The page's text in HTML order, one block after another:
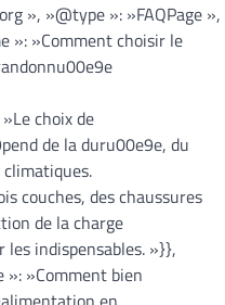
», »@type »: »FAQPage
»: »Comment choisir le
choix de
de la duru00e9e, du
couches, des chaussures
de la charge
indispensables. »}},
»Comment bien